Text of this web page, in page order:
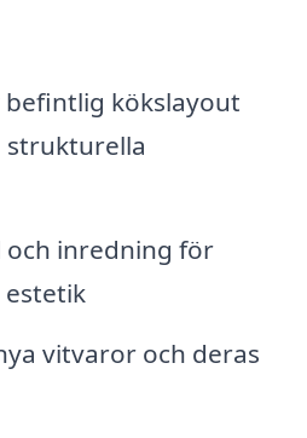
befintlig kökslayout
strukturella
och inredning för
vitvaror och deras